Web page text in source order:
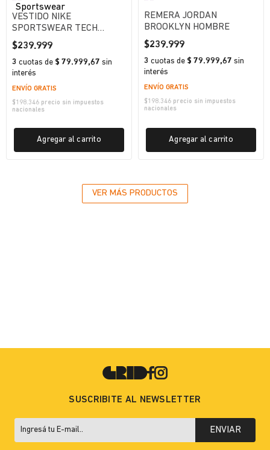
VESTIDO NIKE
SPORTSWEAR TECH
MUJER
$239.999
3 cuotas de $ 79.999,67 sin
interés
ENVÍO GRATIS
$198.346 precio sin impuestos
nacionales
Agregar al carrito
REMERA JORDAN
BROOKLYN HOMBRE
$239.999
3 cuotas de $ 79.999,67 sin
interés
ENVÍO GRATIS
$198.346 precio sin impuestos
nacionales
Agregar al carrito
SUSCRIBITE AL NEWSLETTER
ENVIAR